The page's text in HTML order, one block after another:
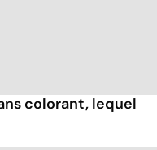
colorant, lequel